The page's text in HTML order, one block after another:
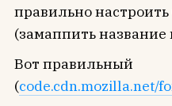
правильно
(замаппить
Вот правильный
(code.cdn.mozilla.net/